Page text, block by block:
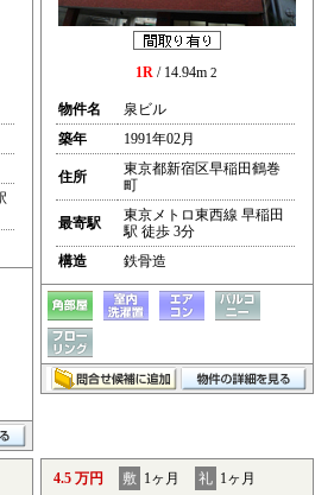
1R / 14.94m 2
物件名
泉ビル
築年
1991年02月
住所
東京都新宿区早稲田鶴巻
町
最寄駅
東京メトロ東西線 早稲田
駅 徒歩 3分
構造
鉄骨造
4.5 万円 敷 1ヶ月 礼 1ヶ月